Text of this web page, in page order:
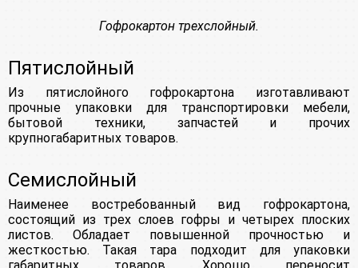
Гофрокартон трехслойный.
Пятислойный
Из пятислойного гофрокартона изготавливают
прочные упаковки для транспортировки мебели,
бытовой техники, запчастей и прочих
крупногабаритных товаров.
Семислойный
Наименее востребованный вид гофрокартона,
состоящий из трех слоев гофры и четырех плоских
листов. Обладает повышенной прочностью и
жесткостью. Такая тара подходит для упаковки